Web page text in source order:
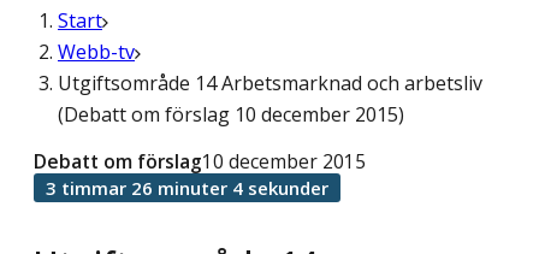
Start
Webb-tv
Utgiftsområde 14 Arbetsmarknad och arbetsliv
(Debatt om förslag 10 december 2015)
Debatt om förslag10 december 2015
3 timmar 26 minuter 4 sekunder